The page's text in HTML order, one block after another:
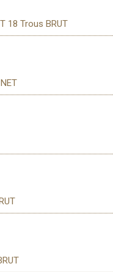
18 Trous BRUT
NET